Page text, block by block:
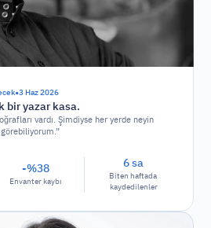
•3 Haz 2026
bir yazar kasa.
vardı. Şimdiyse her yerde neyin
görebiliyorum.”
-%38
Envanter kaybı
6 sa
Biten haftada
kaydedilenler